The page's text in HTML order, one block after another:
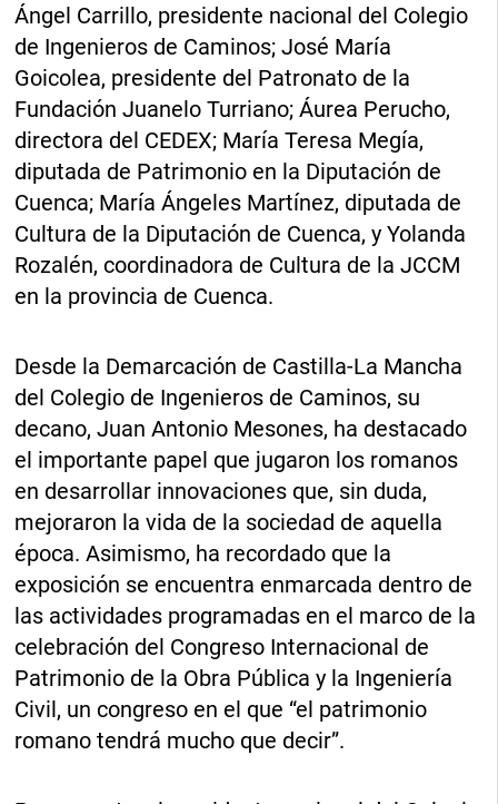
Ángel Carrillo, presidente nacional del Colegio
de Ingenieros de Caminos; José María
Goicolea, presidente del Patronato de la
Fundación Juanelo Turriano; Áurea Perucho,
directora del CEDEX; María Teresa Megía,
diputada de Patrimonio en la Diputación de
Cuenca; María Ángeles Martínez, diputada de
Cultura de la Diputación de Cuenca, y Yolanda
Rozalén, coordinadora de Cultura de la JCCM
en la provincia de Cuenca.
Desde la Demarcación de Castilla-La Mancha
del Colegio de Ingenieros de Caminos, su
decano, Juan Antonio Mesones, ha destacado
el importante papel que jugaron los romanos
en desarrollar innovaciones que, sin duda,
mejoraron la vida de la sociedad de aquella
época. Asimismo, ha recordado que la
exposición se encuentra enmarcada dentro de
las actividades programadas en el marco de la
celebración del Congreso Internacional de
Patrimonio de la Obra Pública y la Ingeniería
Civil, un congreso en el que “el patrimonio
romano tendrá mucho que decir”.